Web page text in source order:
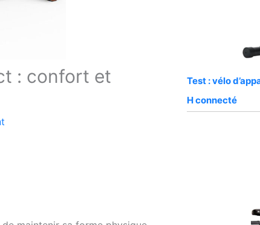
: confort et
Test : vélo
H connecté